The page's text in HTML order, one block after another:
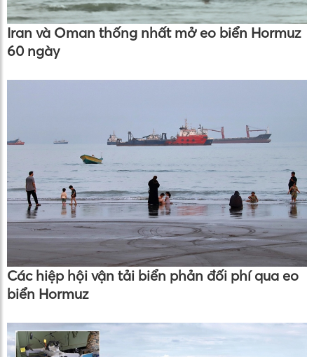
Iran và Oman thống nhất mở eo biển Hormuz
60 ngày
Các hiệp hội vận tải biển phản đối phí qua eo
biển Hormuz